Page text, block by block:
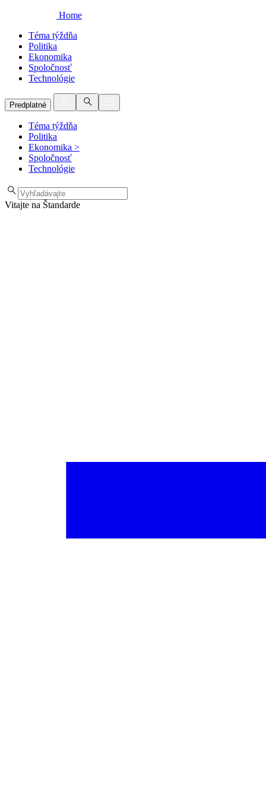
Home
Téma týždňa
Politika
Ekonomika
Spoločnosť
Technológie
Predplatné
Téma týždňa
Politika
Ekonomika >
Spoločnosť
Technológie
Vitajte na Štandarde